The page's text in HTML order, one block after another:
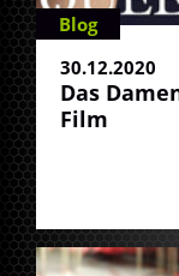
Blog
30.12.2020
Das
Film